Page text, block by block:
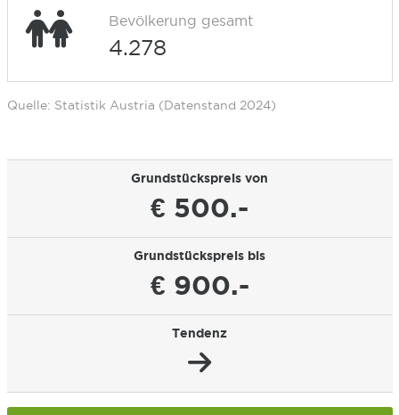
Bevölkerung gesamt
4.278
Quelle: Statistik Austria (Datenstand 2024)
Grundstückspreis von
€ 500.-
Grundstückspreis bis
€ 900.-
Tendenz